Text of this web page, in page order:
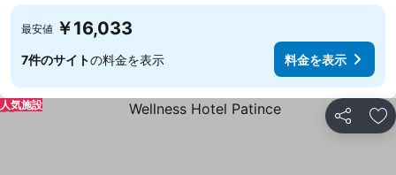
最安値 ￥16,033
7件のサイトの料金を表示 料金を表示
シェア お
人気施設